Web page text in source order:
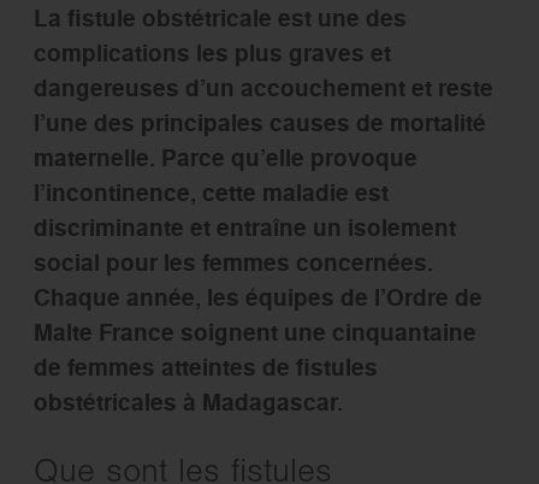
La fistule obstétricale est une des
complications les plus graves et
dangereuses d’un accouchement et reste
l’une des principales causes de mortalité
maternelle. Parce qu’elle provoque
l’incontinence, cette maladie est
discriminante et entraîne un isolement
social pour les femmes concernées.
Chaque année, les équipes de l’Ordre de
Malte France soignent une cinquantaine
de femmes atteintes de fistules
obstétricales à Madagascar.
Que sont les fistules